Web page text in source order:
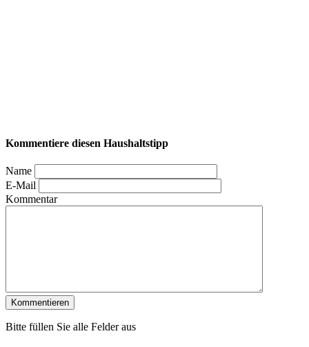
Kommentiere diesen Haushaltstipp
Name
E-Mail
Kommentar
Bitte füllen Sie alle Felder aus